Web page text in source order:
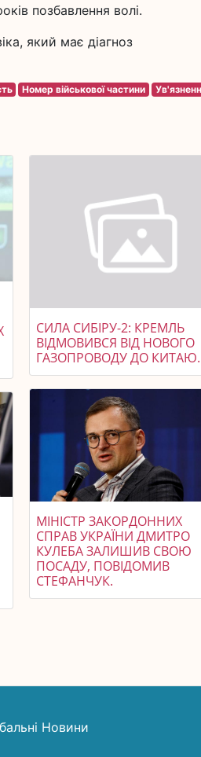
позбавлення волі.
який має діагноз
Номер військової частини
СИЛА СИБІРУ-2: КРЕМЛЬ
ВІДМОВИВСЯ ВІД НОВОГО
ГАЗОПРОВОДУ ДО КИТАЮ.
МІНІСТР ЗАКОРДОННИХ
СПРАВ УКРАЇНИ ДМИТРО
КУЛЕБА ЗАЛИШИВ СВОЮ
ПОСАДУ, ПОВІДОМИВ
СТЕФАНЧУК.
Новини